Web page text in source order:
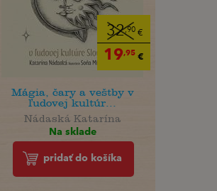
32,90€
19,95€
Mágia, čary a veštby v
ľudovej kultúr...
Nádaská Katarína
Na sklade
pridať do košíka